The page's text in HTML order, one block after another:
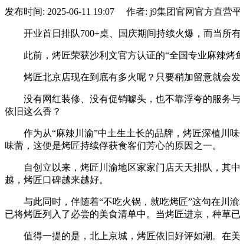
发布时间: 2025-06-11 19:07 作者: j9集团官网官方直营
开业首日排队700+桌、国庆期间持续火爆，而当所有
此前，烤匠荣获沙利文官方认证的“全国专业麻辣烤
烤匠北京店现在到底有多火呢？只要稍加留意就会发
没有网红装修、没有促销噱头，也不靠浮夸的服务与
依旧这么香？
作为从“麻辣川渝”中土生土长的品牌，烤匠深植川味
味蕾，这便是烤匠持续俘获食客们芳心的原因之一。
自创立以来，烤匠川渝地区家家门店天天排队，其中
越，烤匠口碑越来越好。
与此同时，伴随着“不吃火锅，就吃烤匠”这句在川渝
已将烤匠列入了必尝的美食清单中。当烤匠进京，种草
值得一提的是，北上京城，烤匠依旧好评如潮。在美